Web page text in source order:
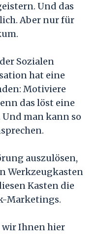
Und das
Aber nur für
Sozialen
hat eine
Motiviere
das löst eine
man kann so
auszulösen,
Werkzeugkasten
Kasten die
Marketings.
wir Ihnen hier